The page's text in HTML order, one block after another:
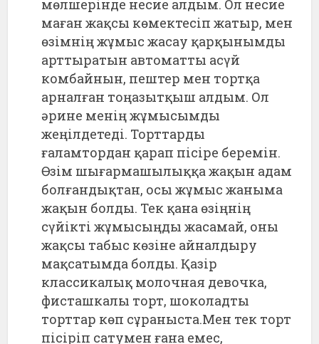
мөлшерінде несие алдым. Ол несие
маған жақсы көмектесіп жатыр, мен
өзімнің жұмыс жасау қарқынымды
арттыратын автоматты асүй
комбайнын, пештер мен тортқа
арналған тоңазытқыш алдым. Ол
әрине менің жұмысымды
жеңілдетеді. Торттарды
ғаламтордан қарап пісіре беремін.
Өзім шығармашылыққа жақын адам
болғандықтан, осы жұмыс жаныма
жақын болды. Тек қана өзіңнің
сүйікті жұмысыңды жасамай, оны
жақсы табыс көзіне айналдыру
мақсатымда болды. Қазір
классикалық молочная девочка,
фисташкалы торт, шоколадты
торттар көп сұраныста.Мен тек торт
пісіріп сатумен ғана емес,